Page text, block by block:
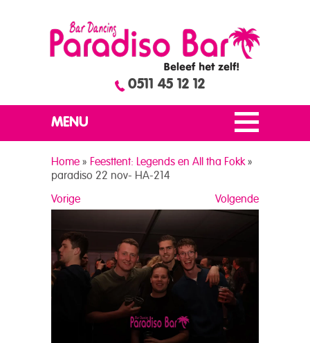
0511 45 12 12
MENU
Home » Feesttent: Legends en All tha Fokk »
paradiso 22 nov- HA-214
Volgende
Vorige